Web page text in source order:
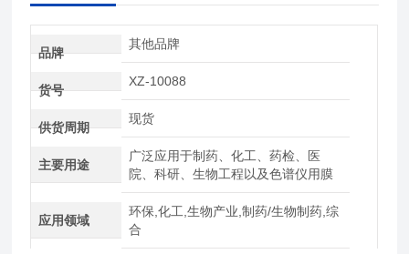
品牌
其他品牌
货号
XZ-10088
供货周期
现货
主要用途
广泛应用于制药、化工、药检、医
院、科研、生物工程以及色谱仪用膜
应用领域
环保,化工,生物产业,制药/生物制药,综
合